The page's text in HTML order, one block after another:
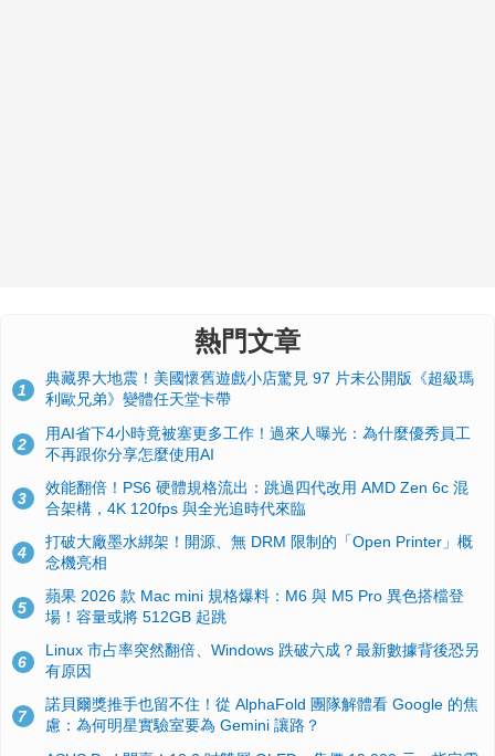
熱門文章
1
典藏界大地震！美國懷舊遊戲小店驚見 97 片未公開版《超級瑪
利歐兄弟》變體任天堂卡帶
2
用AI省下4小時竟被塞更多工作！過來人曝光：為什麼優秀員工
不再跟你分享怎麼使用AI
3
效能翻倍！PS6 硬體規格流出：跳過四代改用 AMD Zen 6c 混
合架構，4K 120fps 與全光追時代來臨
4
打破大廠墨水綁架！開源、無 DRM 限制的「Open Printer」概
念機亮相
5
蘋果 2026 款 Mac mini 規格爆料：M6 與 M5 Pro 異色搭檔登
場！容量或將 512GB 起跳
6
Linux 市占率突然翻倍、Windows 跌破六成？最新數據背後恐另
有原因
7
諾貝爾獎推手也留不住！從 AlphaFold 團隊解體看 Google 的焦
慮：為何明星實驗室要為 Gemini 讓路？